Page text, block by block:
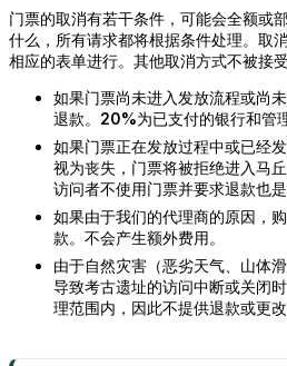
门票的取消有若干条件，可能会全额或
什么，所有请求都将根据条件处理。取
相应的表单进行。其他取消方式不被接
如果门票尚未进入发放流程或尚
退款。 20%为已支付的银行和管
如果门票正在发放过程中或已经发
视为丧失，门票将被拒绝进入马
访问者不使用门票并要求退款也是
如果由于我们的代理商的原因，
款。不会产生额外费用。
由于自然灾害（恶劣天气、山体
导致考古遗址的访问中断或关闭
理范围内，因此不提供退款或更改